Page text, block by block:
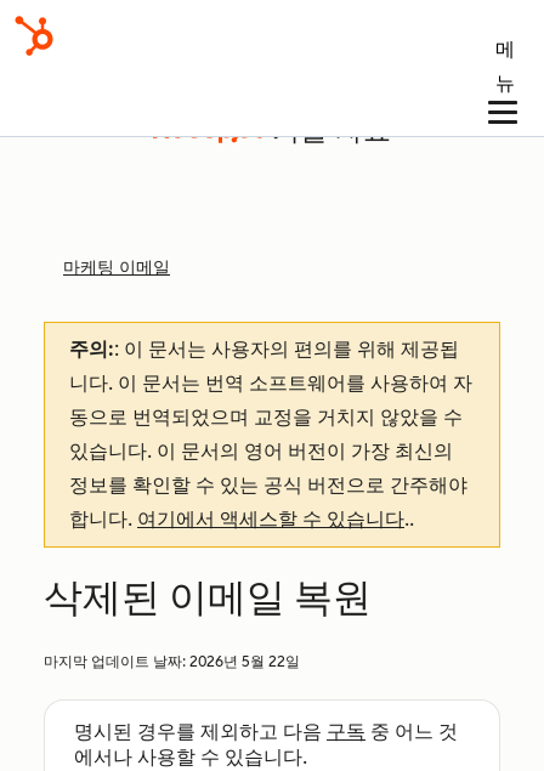
메
뉴
기술 자료
마케팅 이메일
주의:: 이 문서는 사용자의 편의를 위해 제공됩
니다. 이 문서는 번역 소프트웨어를 사용하여 자
동으로 번역되었으며 교정을 거치지 않았을 수
있습니다. 이 문서의 영어 버전이 가장 최신의
정보를 확인할 수 있는 공식 버전으로 간주해야
합니다. 여기에서 액세스할 수 있습니다..
삭제된 이메일 복원
마지막 업데이트 날짜: 2026년 5월 22일
명시된 경우를 제외하고 다음 구독 중 어느 것
에서나 사용할 수 있습니다.